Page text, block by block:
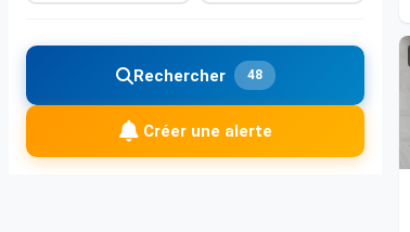
Rechercher 48
Créer une alerte